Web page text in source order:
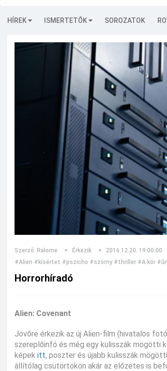
HÍREK ISMERTETŐK SOROZATOK
Szerző: Ralome Érkezik
2016.12.20. 19:00:00
#Alien #kísértet #pszicho #szörny #thriller #A kör
Horrorhíradó
Alien: Covenant
Jövőre érkezik az új Alien-film (hivatalos
szereplőinfó és még egy kulisszák mögötti
képek itt, poszter és újabb kulisszák
állítólag csütörtökön akár az előzetes is